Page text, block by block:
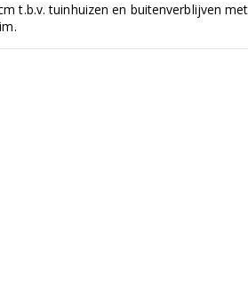
t.b.v. tuinhuizen en buitenverblijven